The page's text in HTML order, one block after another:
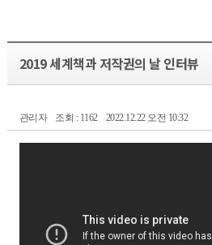
2019 세계책과 저작권의 날 인터뷰
관리자 조회 : 1162 2022.12.22 오전 10:32